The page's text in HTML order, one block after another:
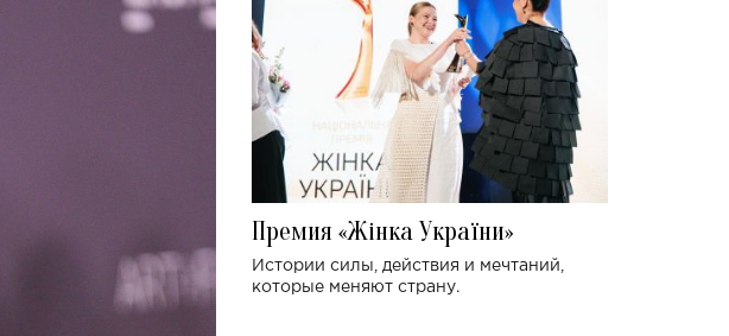
Премия «Жінка України»
Истории силы, действия и мечтаний,
которые меняют страну.